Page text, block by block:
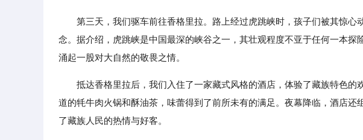
第三天，我们驱车前往香格里拉。路上经过虎跳峡时，孩子们被其惊心
念。据介绍，虎跳峡是中国最深的峡谷之一，其壮观程度不亚于任何一本探
涌起一股对大自然的敬畏之情。
抵达香格里拉后，我们入住了一家藏式风格的酒店，体验了藏族特色
道的牦牛肉火锅和酥油茶，味蕾得到了前所未有的满足。夜幕降临，酒店
了藏族人民的热情与好客。